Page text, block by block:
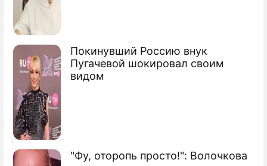
Покинувший Россию внук
Пугачевой шокировал своим
видом
"Фу, оторопь просто!": Волочкова